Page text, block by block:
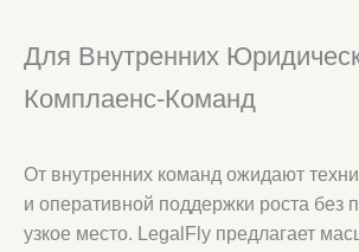
Для Внутренних
Комплаенс-Команд
От внутренних команд ожидают
и оперативной поддержки роста без
узкое место. LegalFly предлагает